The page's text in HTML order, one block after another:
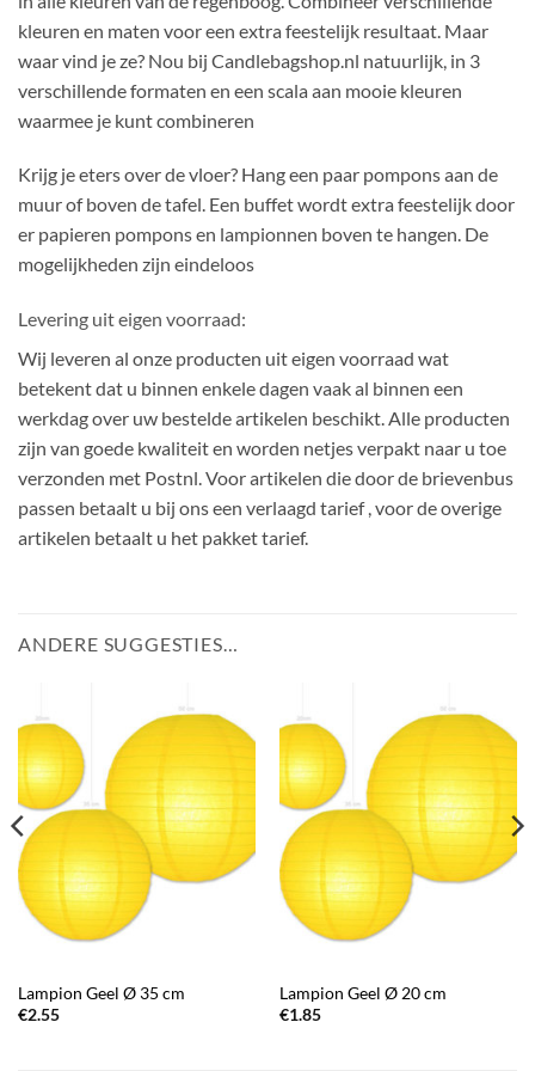
kleuren en maten voor een extra feestelijk resultaat. Maar
waar vind je ze? Nou bij Candlebagshop.nl natuurlijk, in 3
verschillende formaten en een scala aan mooie kleuren
waarmee je kunt combineren
Krijg je eters over de vloer? Hang een paar pompons aan de
muur of boven de tafel. Een buffet wordt extra feestelijk door
er papieren pompons en lampionnen boven te hangen. De
mogelijkheden zijn eindeloos
Levering uit eigen voorraad:
Wij leveren al onze producten uit eigen voorraad wat
betekent dat u binnen enkele dagen vaak al binnen een
werkdag over uw bestelde artikelen beschikt. Alle producten
zijn van goede kwaliteit en worden netjes verpakt naar u toe
verzonden met Postnl. Voor artikelen die door de brievenbus
passen betaalt u bij ons een verlaagd tarief , voor de overige
artikelen betaalt u het pakket tarief.
ANDERE SUGGESTIES…
Lampion Geel Ø 35 cm
€2.55
Lampion Geel Ø 20 cm
€1.85